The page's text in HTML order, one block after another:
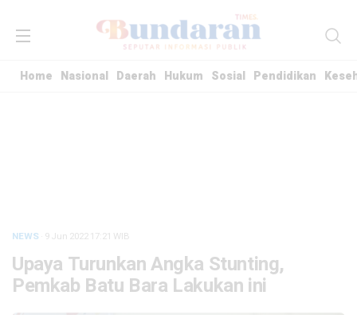
Home Nasional Daerah Hukum Sosial Pendidikan
NEWS · 9 Jun 2022 17:21 WIB
Upaya Turunkan Angka Stunting,
Pemkab Batu Bara Lakukan ini